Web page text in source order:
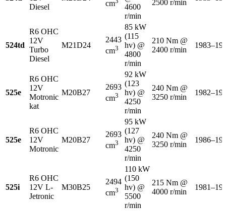
Diesel
cm
4600
r/min
2500 r/min
524td
R6 OHC
12V
Turbo
Diesel
M21D24
2443
cm3
85 kW
(115
hv) @
4800
r/min
210 Nm @
2400 r/min
525e
R6 OHC
12V
Motronic
kat
M20B27
2693
cm3
92 kW
(123
hv) @
4250
r/min
240 Nm @
3250 r/min
525e
R6 OHC
12V
Motronic
M20B27
2693
cm3
95 kW
(127
hv) @
4250
r/min
240 Nm @
3250 r/min
525i
R6 OHC
12V L-
Jetronic
M30B25
2494
cm3
110 kW
(150
hv) @
5500
r/min
215 Nm @
4000 r/min